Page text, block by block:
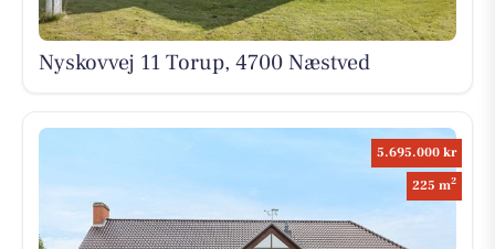
Nyskovvej 11 Torup, 4700 Næstved
5.695.000 kr
225 m2